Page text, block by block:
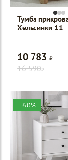
Тумба
Хельсинки 11
10 783Р
16 590Р
- 60%